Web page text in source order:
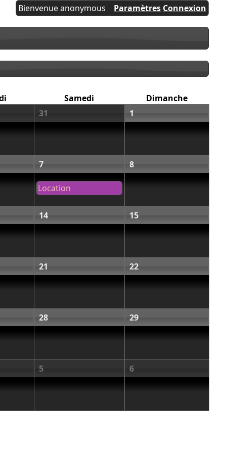
Bienvenue anonymous Paramètres Connexion
Samedi
Dimanche
31 1
7
Location
8
14 15
21 22
28 29
5 6